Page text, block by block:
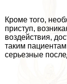
Кроме того,
приступ,
воздействия,
таким
серьезные